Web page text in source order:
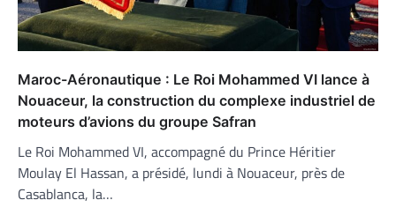
Maroc-Aéronautique : Le Roi Mohammed VI lance à
Nouaceur, la construction du complexe industriel de
moteurs d’avions du groupe Safran
Le Roi Mohammed VI, accompagné du Prince Héritier
Moulay El Hassan, a présidé, lundi à Nouaceur, près de
Casablanca, la…